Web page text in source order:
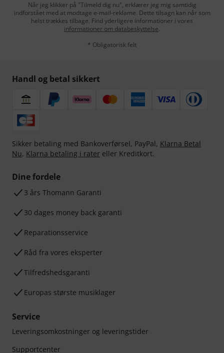
Når jeg klikker på "Tilmeld dig nu", erklærer jeg mig samtidig
indforstået med at modtage e-mail-reklame. Dette tilsagn kan når som
helst trækkes tilbage. Find yderligere informationer i vores
informationer om databeskyttelse.
* Obligatorisk felt
Handl og betal sikkert
Sikker betaling med Bankoverførsel, PayPal, Klarna Betal
Nu, Klarna betaling i rater eller Kreditkort.
Dine fordele
3 års Thomann Garanti
30 dages money back garanti
Reparationsservice
Råd fra vores eksperter
Tilfredshedsgaranti
Europas største musiklager
Service
Leveringsomkostninger og leveringstider
Supportcenter